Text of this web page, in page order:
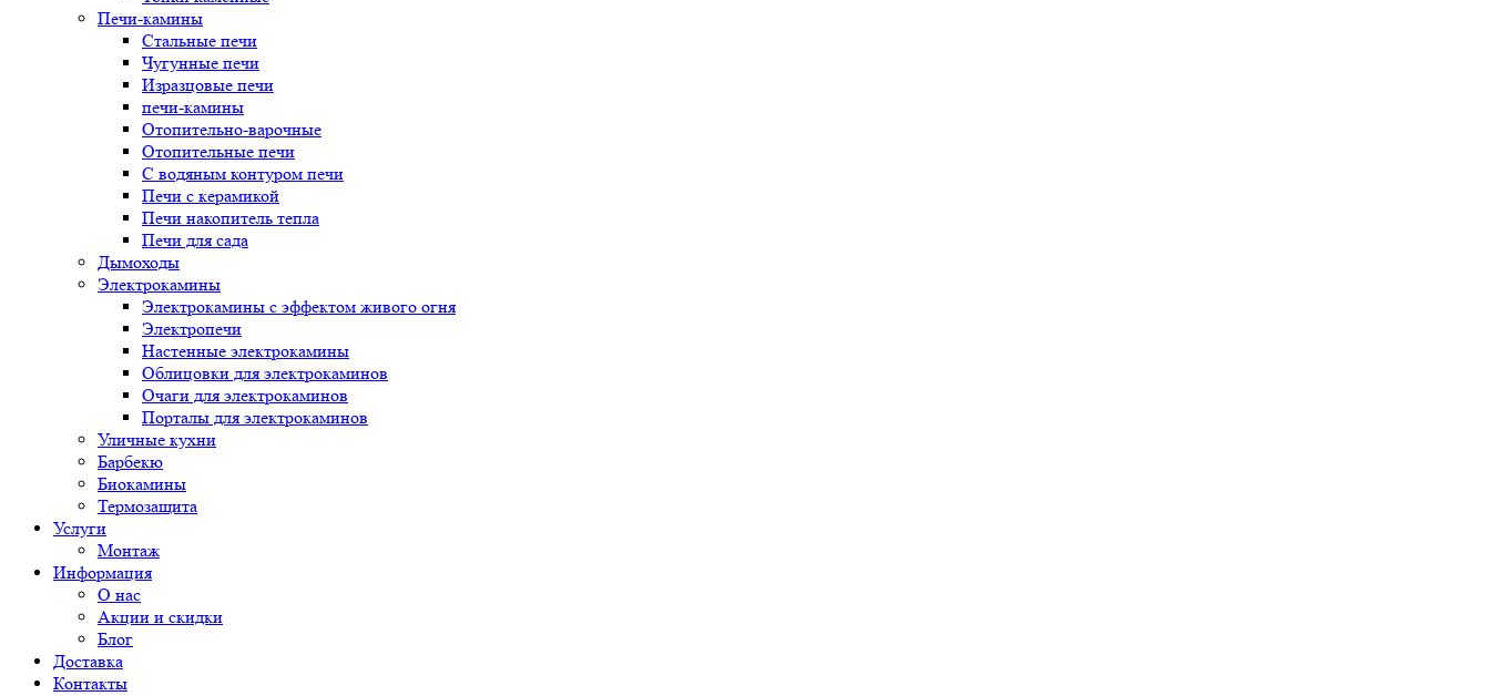
Печи-камины
Стальные печи
Чугунные печи
Изразцовые печи
печи-камины
Отопительно-варочные
Отопительные печи
С водяным контуром печи
Печи с керамикой
Печи накопитель тепла
Печи для сада
Дымоходы
Электрокамины
Электрокамины с эффектом живого огня
Электропечи
Настенные электрокамины
Облицовки для электрокаминов
Очаги для электрокаминов
Порталы для электрокаминов
Уличные кухни
Барбекю
Биокамины
Термозащита
Услуги
Монтаж
Информация
О нас
Акции и скидки
Блог
Доставка
Контакты